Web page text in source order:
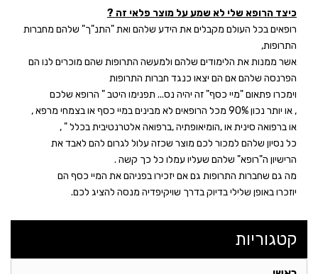
כיצד הרופא שלי לא שמע על מוצר פלאי זה ?
רופאים בכל העולם מקבלים את הידע שלהם ואת "התנ"ך" שלהם מחברות
התרופות,
אשר ממנות את הלימודים שלהם ולמעשה התרופות שהם מוכרים לנו הם
הפרנסה שלהם אם הם יצאו כנגד חברות התרופות
וימכרו פתאום "מיי כסף" זה יהיה נס... תפנימו היטב " הרופא שלכם
, או יותר נכון 90% מכל הרופאים לא מבינים במיי כסף או בצמחי מרפא ,
או ברפואה סינית או ,הומיאופתיה ,ברפואה אלטרנטיבית בכלל " ,
כל נסיון שלהם למכור לכם מוצר שכזה עלול לגרום להם לאבד את
הרישיון ה"רופא" שלהם שעליו עמלו כל כך קשה .
מה גם שחברות התרופות גם אם יזכירו בפניהם את המיי כסף הם
יוזכרו באופן שלילי בדיוק בדרך שויקיפדיה מנסה להציג לכם.
קטגוריות